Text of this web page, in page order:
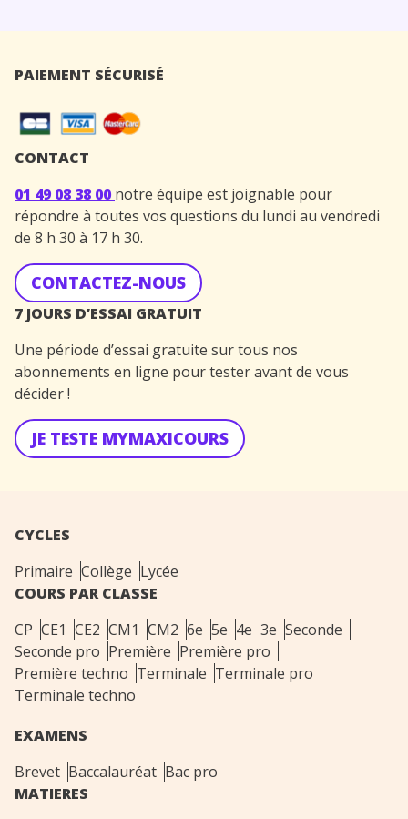
PAIEMENT SÉCURISÉ
CONTACT
01 49 08 38 00 notre équipe est joignable pour
répondre à toutes vos questions du lundi au vendredi
de 8 h 30 à 17 h 30.
CONTACTEZ-NOUS
7 JOURS D’ESSAI GRATUIT
Une période d’essai gratuite sur tous nos
abonnements en ligne pour tester avant de vous
décider !
JE TESTE MYMAXICOURS
CYCLES
Primaire Collège Lycée
COURS PAR CLASSE
CP CE1 CE2 CM1 CM2 6e 5e 4e 3e Seconde
Seconde pro Première Première pro
Première techno Terminale Terminale pro
Terminale techno
EXAMENS
Brevet Baccalauréat Bac pro
MATIERES